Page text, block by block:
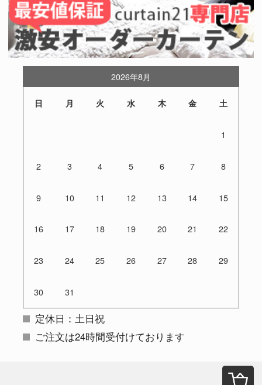
2026年8月
日 月 火 水 木 金 土
1
2 3 4 5 6 7 8
9 10 11 12 13 14 15
16 17 18 19 20 21 22
23 24 25 26 27 28 29
30 31
定休日：土日祝
ご注文は24時間受付けております